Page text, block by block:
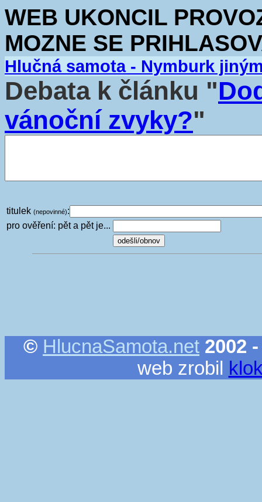
WEB UKONCIL
MOZNE SE
Hlučná samota - Nymburk
Debata k článku "
vánoční zvyky?"
titulek (nepovinné):
pro ověření: pět a pět je...
© HlucnaSamota.net 2002
web zrobil